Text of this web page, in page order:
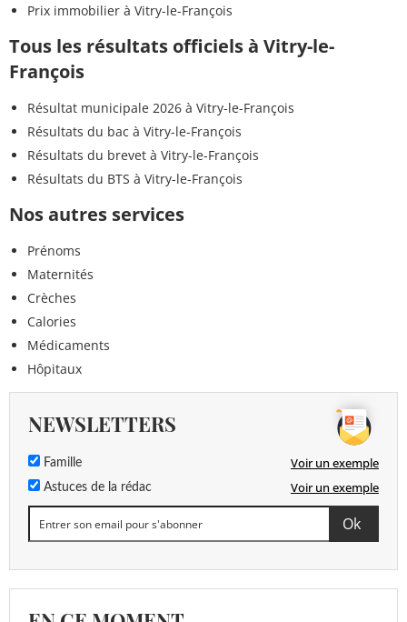
Prix immobilier à Vitry-le-François
Tous les résultats officiels à Vitry-le-
François
Résultat municipale 2026 à Vitry-le-François
Résultats du bac à Vitry-le-François
Résultats du brevet à Vitry-le-François
Résultats du BTS à Vitry-le-François
Nos autres services
Prénoms
Maternités
Crèches
Calories
Médicaments
Hôpitaux
NEWSLETTERS
Famille Voir un exemple
Astuces de la rédac Voir un exemple